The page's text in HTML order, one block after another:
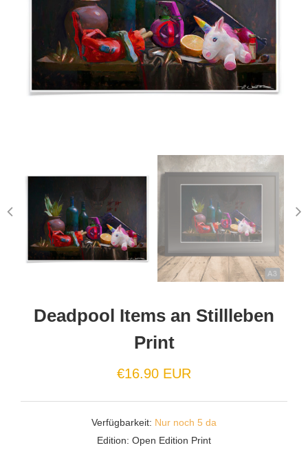
Deadpool Items an Stillleben
Print
€16.90 EUR
Verfügbarkeit: Nur noch 5 da
Edition: Open Edition Print